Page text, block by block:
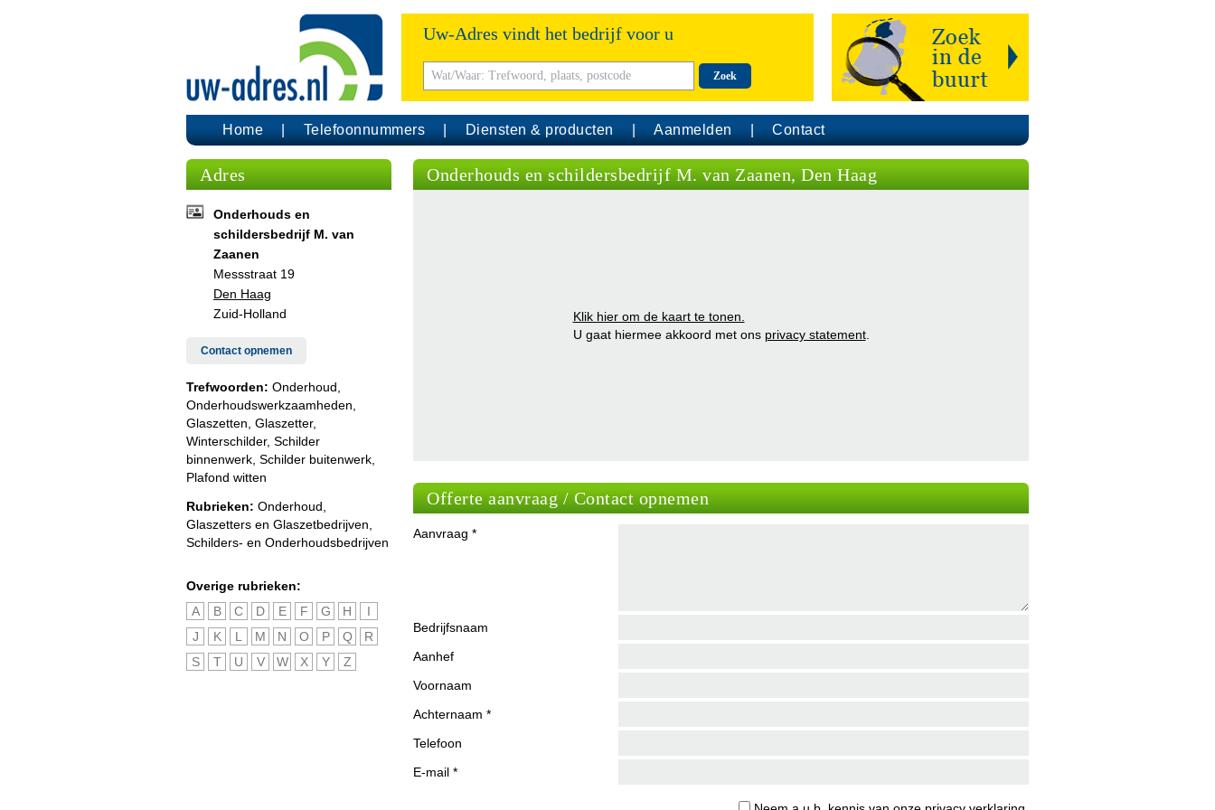
Uw-Adres vindt het bedrijf voor u
Zoek
Home Telefoonnummers Diensten & producten Aanmelden Contact
Adres
Onderhouds en
schildersbedrijf M. van
Zaanen
Messstraat 19
Den Haag
Zuid-Holland
Contact opnemen
Trefwoorden: Onderhoud,
Onderhoudswerkzaamheden,
Glaszetten, Glaszetter,
Winterschilder, Schilder
binnenwerk, Schilder buitenwerk,
Plafond witten
Rubrieken: Onderhoud
Glaszetters en Glaszetbedrijven
Schilders- en Onderhoudsbedrijven
Overige rubrieken:
A
B C D E F G H
I
J
K L M N O P Q
R
S
T U V W X Y Z
Onderhouds en schildersbedrijf M. van Zaanen, Den Haag
Klik hier om de kaart te tonen.
U gaat hiermee akkoord met ons privacy statement.
Offerte aanvraag / Contact opnemen
Aanvraag *
Bedrijfsnaam
Aanhef
Voornaam
Achternaam *
Telefoon
E-mail *